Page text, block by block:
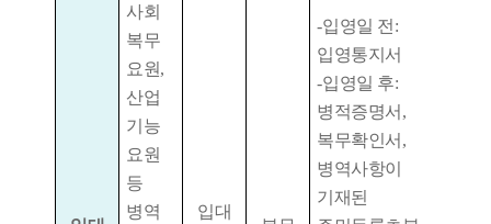
사회
복무
요원,
산업
기능
요원
등
병역
입대
-입영일 전 :
입영통지서
-입영일 후:
병적증명서 ,
복무확인서 ,
병역사항이
기재된